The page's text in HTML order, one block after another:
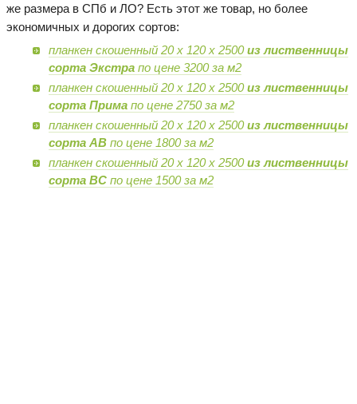
же размера в СПб и ЛО? Есть этот же товар, но более
экономичных и дорогих сортов:
планкен скошенный 20 х 120 х 2500из лиственницы
сорта Экстрапо цене 3200 за м2
планкен скошенный 20 х 120 х 2500из лиственницы
сорта Примапо цене 2750 за м2
планкен скошенный 20 х 120 х 2500из лиственницы
сорта ABпо цене 1800 за м2
планкен скошенный 20 х 120 х 2500из лиственницы
сорта BCпо цене 1500 за м2